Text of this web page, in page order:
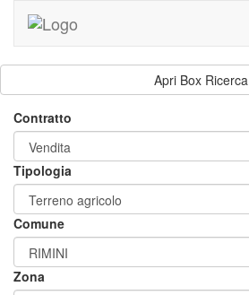
Apri Box Ricerca
Contratto
Tipologia
Comune
Zona